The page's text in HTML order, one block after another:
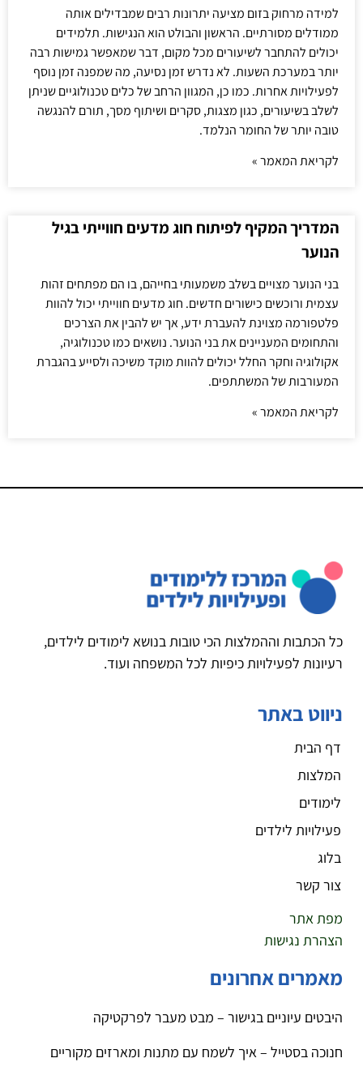
למידה מרחוק בזום מציעה יתרונות רבים שמבדילים אותה
ממודלים מסורתיים. הראשון והבולט הוא הנגישות. תלמידים
יכולים להתחבר לשיעורים מכל מקום, דבר שמאפשר גמישות רבה
יותר במערכת השעות. לא נדרש זמן נסיעה, מה שמפנה זמן נוסף
לפעילויות אחרות. כמו כן, המגוון הרחב של כלים טכנולוגיים שניתן
לשלב בשיעורים, כגון מצגות, סקרים ושיתוף מסך, תורם להנגשה
טובה יותר של החומר הנלמד.
לקריאת המאמר »
המדריך המקיף לפיתוח חוג מדעים חווייתי בגיל
הנוער
בני הנוער מצויים בשלב משמעותי בחייהם, בו הם מפתחים זהות
עצמית ורוכשים כישורים חדשים. חוג מדעים חווייתי יכול להוות
פלטפורמה מצוינת להעברת ידע, אך יש להבין את הצרכים
והתחומים המעניינים את בני הנוער. נושאים כמו טכנולוגיה,
אקולוגיה וחקר החלל יכולים להוות מוקד משיכה ולסייע בהגברת
המעורבות של המשתתפים.
לקריאת המאמר »
כל הכתבות וההמלצות הכי טובות בנושא לימודים לילדים,
רעיונות לפעילויות כיפיות לכל המשפחה ועוד.
ניווט באתר
דף הבית
המלצות
לימודים
פעילויות לילדים
בלוג
צור קשר
מפת אתר
הצהרת נגישות
מאמרים אחרונים
היבטים עיוניים בגישור – מבט מעבר לפרקטיקה
חנוכה בסטייל – איך לשמח עם מתנות ומארזים מקוריים